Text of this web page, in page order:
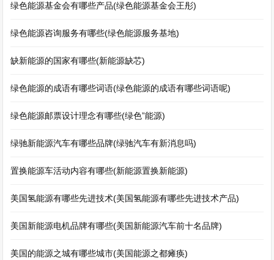
绿色能源基金会有哪些产品(绿色能源基金会王彤)
绿色能源咨询服务有哪些(绿色能源服务基地)
缺新能源的国家有哪些(新能源缺芯)
绿色能源的成语有哪些词语(绿色能源的成语有哪些词语呢)
绿色能源邮票设计理念有哪些(绿色”能源)
绿驰新能源汽车有哪些品牌(绿驰汽车有新消息吗)
置换能源车活动内容有哪些(新能源置换新能源)
美国氢能源有哪些先进技术(美国氢能源有哪些先进技术产品)
美国新能源电机品牌有哪些(美国新能源汽车前十名品牌)
美国的能源之城有哪些城市(美国能源之都瘫痪)